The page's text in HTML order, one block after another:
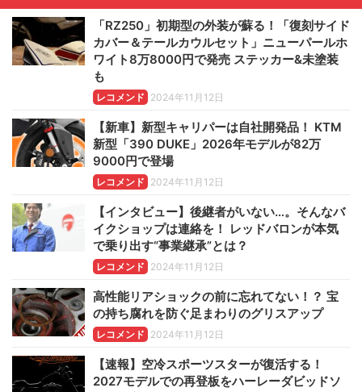
「RZ250」初期型の外装が蘇る！「復刻サイド
カバー＆テールカウルセット」ニューパールホ
ワイト8万8000円で発売 ステッカー&未塗装
も
レコメンド 2024年11月12日
【新車】新型キャリパーは自社開発品！ KTM
新型「390 DUKE」2026年モデルが82万
9000円で登場
レコメンド 2024年11月12日
【インタビュー】後継者がいない…。そんなバ
イクショップは連絡を！ レッドバロンが本気
で乗り出す“事業継承”とは？
レコメンド 2024年11月12日
高性能リアショックの前に忘れてない！？ 宝
の持ち腐れを防ぐ足まわりのグリスアップ
レコメンド 2024年11月12日
【速報】空冷スポーツスターが復活する！
2027モデルでの再登板をハーレーダビッドソ